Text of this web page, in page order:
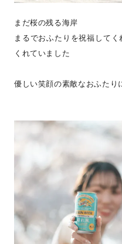
まだ桜の残る海岸
まるでおふたりを祝福して
くれていました
優しい笑顔の素敵なおふたり